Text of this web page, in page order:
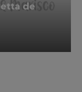
de